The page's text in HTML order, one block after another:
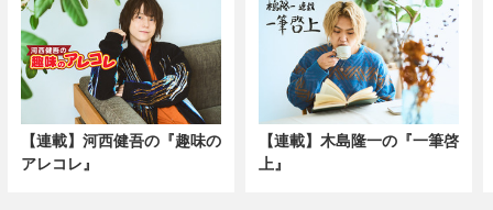
【連載】河西健吾の『趣味の
アレコレ』
【連載】木島隆一の『一筆啓
上』